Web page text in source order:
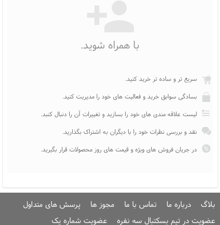
با همراه شوید.
سریع تر و ساده تر خرید کنید.
بسادگی سوابق خرید و فعالیت های خود را مدیریت کنید.
لیست علاقه مندی های خود را بسازید و تغییرات آن را دنبال کنبد.
نقد و بررسی نظرات خود را با دیگران به اشتراک بگذارید.
در جریان فروش های ویژه و قیمت های روز محصولات قرار بگیرید.
بلاگ درباره ما تماس با ما مجوز ها
پرسش های متداول
عضویت در تیم بسکتبال سه نفره
عضویت شماره یک